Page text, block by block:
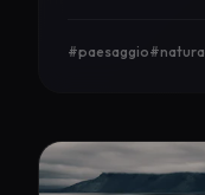
#paesaggio#natura